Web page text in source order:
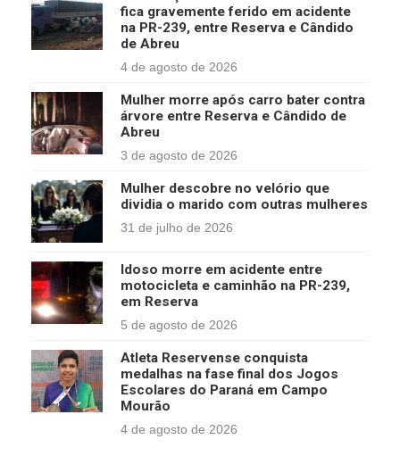
fica gravemente ferido em acidente
na PR-239, entre Reserva e Cândido
de Abreu
4 de agosto de 2026
Mulher morre após carro bater contra
árvore entre Reserva e Cândido de
Abreu
3 de agosto de 2026
Mulher descobre no velório que
dividia o marido com outras mulheres
31 de julho de 2026
Idoso morre em acidente entre
motocicleta e caminhão na PR-239,
em Reserva
5 de agosto de 2026
Atleta Reservense conquista
medalhas na fase final dos Jogos
Escolares do Paraná em Campo
Mourão
4 de agosto de 2026